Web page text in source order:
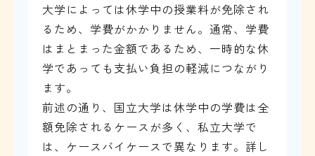
大学によっては休学中の授業料が免除され
るため、学費がかかりません。通常、学費
はまとまった金額であるため、一時的な休
学であっても支払い負担の軽減につながり
ます。
前述の通り、国立大学は休学中の学費は全
額免除されるケースが多く、私立大学で
は、ケースバイケースで異なります。詳し